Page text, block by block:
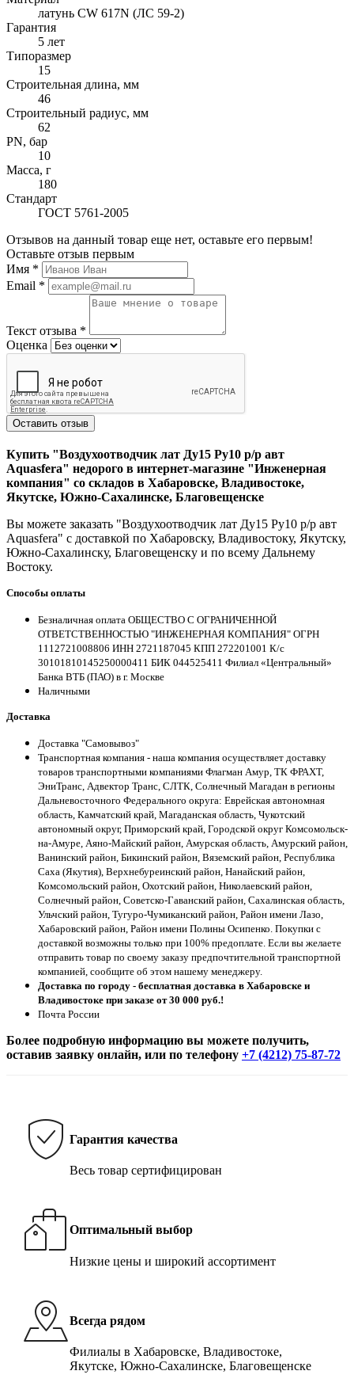
латунь CW 617N (ЛС 59-2)
Гарантия
5 лет
Типоразмер
15
Строительная длина, мм
46
Строительный радиус, мм
62
PN, бар
10
Масса, г
180
Стандарт
ГОСТ 5761-2005
Отзывов на данный товар еще нет, оставьте его первым!
Оставьте отзыв первым
Имя *
Email *
Текст отзыва *
Оценка
Оставить отзыв
Купить "Воздухоотводчик лат Ду15 Ру10 р/р авт
Aquasfera" недорого в интернет-магазине "Инженерная
компания" со складов в Хабаровске, Владивостоке,
Якутске, Южно-Сахалинске, Благовещенске
Вы можете заказать "Воздухоотводчик лат Ду15 Ру10 р/р авт
Aquasfera" с доставкой по Хабаровску, Владивостоку, Якутску,
Южно-Сахалинску, Благовещенску и по всему Дальнему
Востоку.
Способы оплаты
Безналичная оплата ОБЩЕСТВО С ОГРАНИЧЕННОЙ
ОТВЕТСТВЕННОСТЬЮ "ИНЖЕНЕРНАЯ КОМПАНИЯ" ОГРН
1112721008806 ИНН 2721187045 КПП 272201001 К/с
30101810145250000411 БИК 044525411 Филиал «Центральный»
Банка ВТБ (ПАО) в г. Москве
Наличными
Доставка
Доставка "Самовывоз"
Транспортная компания - наша компания осуществляет доставку
товаров транспортными компаниями Флагман Амур, ТК ФРАХТ,
ЭниТранс, Адвектор Транс, СЛТК, Солнечный Магадан в регионы
Дальневосточного Федерального округа: Еврейская автономная
область, Камчатский край, Магаданская область, Чукотский
автономный округ, Приморский край, Городской округ Комсомольск-
на-Амуре, Аяно-Майский район, Амурская область, Амурский район,
Ванинский район, Бикинский район, Вяземский район, Республика
Саха (Якутия), Верхнебуреинский район, Нанайский район,
Комсомольский район, Охотский район, Николаевский район,
Солнечный район, Советско-Гаванский район, Сахалинская область,
Ульчский район, Тугуро-Чумиканский район, Район имени Лазо,
Хабаровский район, Район имени Полины Осипенко. Покупки с
доставкой возможны только при 100% предоплате. Если вы желаете
отправить товар по своему заказу предпочтительной транспортной
компанией, сообщите об этом нашему менеджеру.
Доставка по городу - бесплатная доставка в Хабаровске и
Владивостоке при заказе от 30 000 руб.!
Почта России
Более подробную информацию вы можете получить,
оставив заявку онлайн, или по телефону +7 (4212) 75-87-72
Гарантия качества
Весь товар сертифицирован
Оптимальный выбор
Низкие цены и широкий ассортимент
Всегда рядом
Филиалы в Хабаровске, Владивостоке,
Якутске, Южно-Сахалинске, Благовещенске